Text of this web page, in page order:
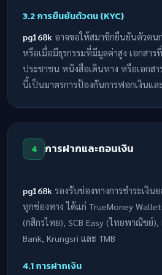
3.2 การยืนยันตัวตน (KYC)
pg168k อาจขอให้สมาชิกยืนยันตัวตน
หรือเมื่อมีธุรกรรมที่มีมูลค่าสูง เอกสา
ประชาชน หนังสือเดินทาง หรือเอกส
นี้เป็นมาตรการป้องกันการฟอกเงินแล
4 การฝากและถอนเงิน
pg168k รองรับช่องทางการชำระเงิ
ทุกช่องทาง ได้แก่ TrueMoney
(กสิกรไทย), SCB Easy (ไทยพาณิชย์
Bank, Krungsri และ TMB
4.1 การฝากเงิน